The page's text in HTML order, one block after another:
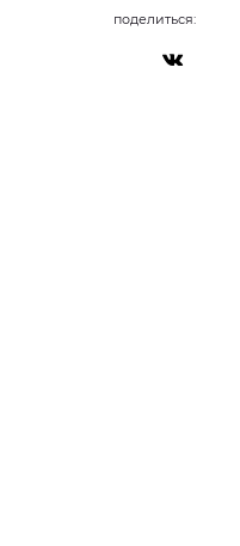
поделиться: